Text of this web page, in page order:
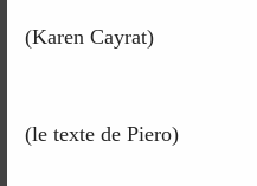
(Karen Cayrat)
(le texte de Piero)